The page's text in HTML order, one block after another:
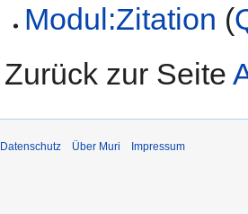
Modul:Zitation (
Zurück zur Seite
Datenschutz Über Muri Impressum